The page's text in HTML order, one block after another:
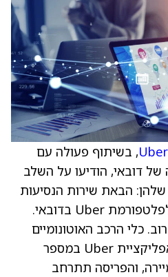
Uber(UBER), בשיתוף פעולה עם
דובאי, הודיעו על השלב
הבאת שירות הנסיעות
האוטונומיות Apollo Go לפלטפורמת Uber בדובאי.
כלי הרכב האוטונומיים
המלאים יהיו זמינים דרך אפליקציית Uber במספר
והפריסה תתרחב